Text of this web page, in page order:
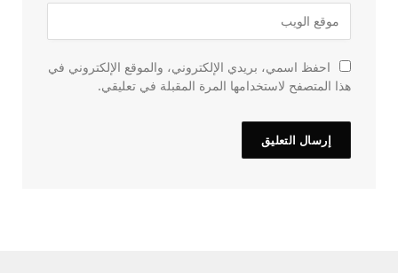
احفظ اسمي، بريدي الإلكتروني، والموقع الإلكتروني في
هذا المتصفح لاستخدامها المرة المقبلة في تعليقي.